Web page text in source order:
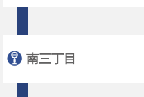
南三丁目